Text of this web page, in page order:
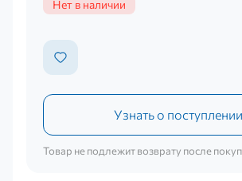
Нет в наличии
Узнать о поступлении
Товар не подлежит возврату после